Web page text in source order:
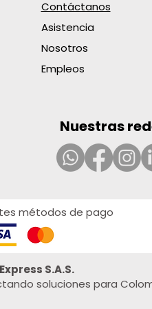
59700
9067-2B
59702
46X46 CAL0.5
Contáctanos
Asistencia
Nosotros
Empleos
Nuestras
métodos de pago
S.A.S.
soluciones para